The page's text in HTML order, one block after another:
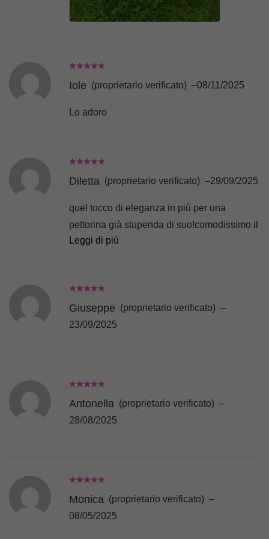
Iole (proprietario verificato) –08/11/2025
Lo adoro
Diletta (proprietario verificato) –29/09/2025
quel tocco di eleganza in più per una
pettorina già stupenda di suo!comodissimo il
velcro che permette di inserirlo in piu punti
Leggi di più
Giuseppe (proprietario verificato) –
23/09/2025
Antonella (proprietario verificato) –
28/08/2025
Monica (proprietario verificato) –
08/05/2025